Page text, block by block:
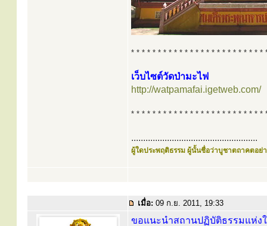
* * * * * * * * * * * * * * * * * * * * * * * * *
เว็บไซต์วัดป่ามะไฟ
http://watpamafai.igetweb.com/
* * * * * * * * * * * * * * * * * * * * * * * * *
.....................................................
ผู้ใดประพฤติธรรม ผู้นั้นชื่อว่าบูชาตถาคตอย่า
เมื่อ: 09 ก.ย. 2011, 19:33
ขอแนะนำสถานปฏิบัติธรรมแห่ง